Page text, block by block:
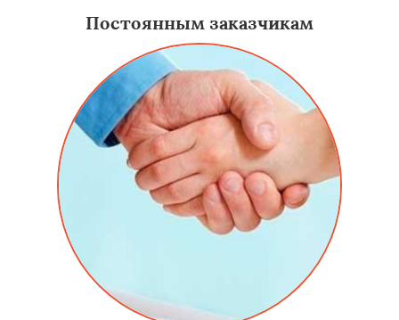
Постоянным заказчикам